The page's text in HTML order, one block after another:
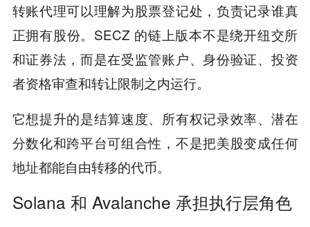
转账代理可以理解为股票登记处，负责记录谁真
正拥有股份。SECZ 的链上版本不是绕开纽交所
和证券法，而是在受监管账户、身份验证、投资
者资格审查和转让限制之内运行。
它想提升的是结算速度、所有权记录效率、潜在
分数化和跨平台可组合性，不是把美股变成任何
地址都能自由转移的代币。
Solana 和 Avalanche 承担执行层角色